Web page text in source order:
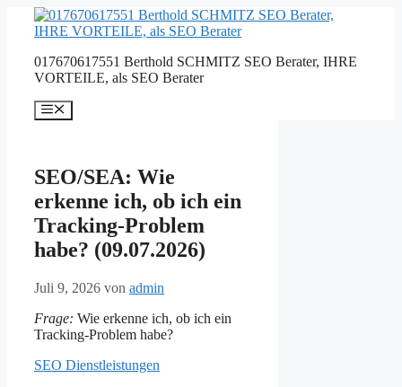
Inhalt
017670617551 Berthold SCHMITZ SEO Berater, IHRE
VORTEILE, als SEO Berater
Menü
SEO/SEA: Wie
erkenne ich, ob ich ein
Tracking-Problem
habe? (09.07.2026)
Juli 9, 2026 von admin
Frage: Wie erkenne ich, ob ich ein
Tracking-Problem habe?
SEO Dienstleistungen